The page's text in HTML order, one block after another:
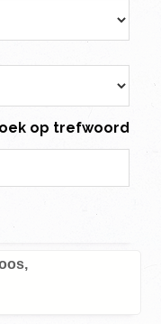
op trefwoord